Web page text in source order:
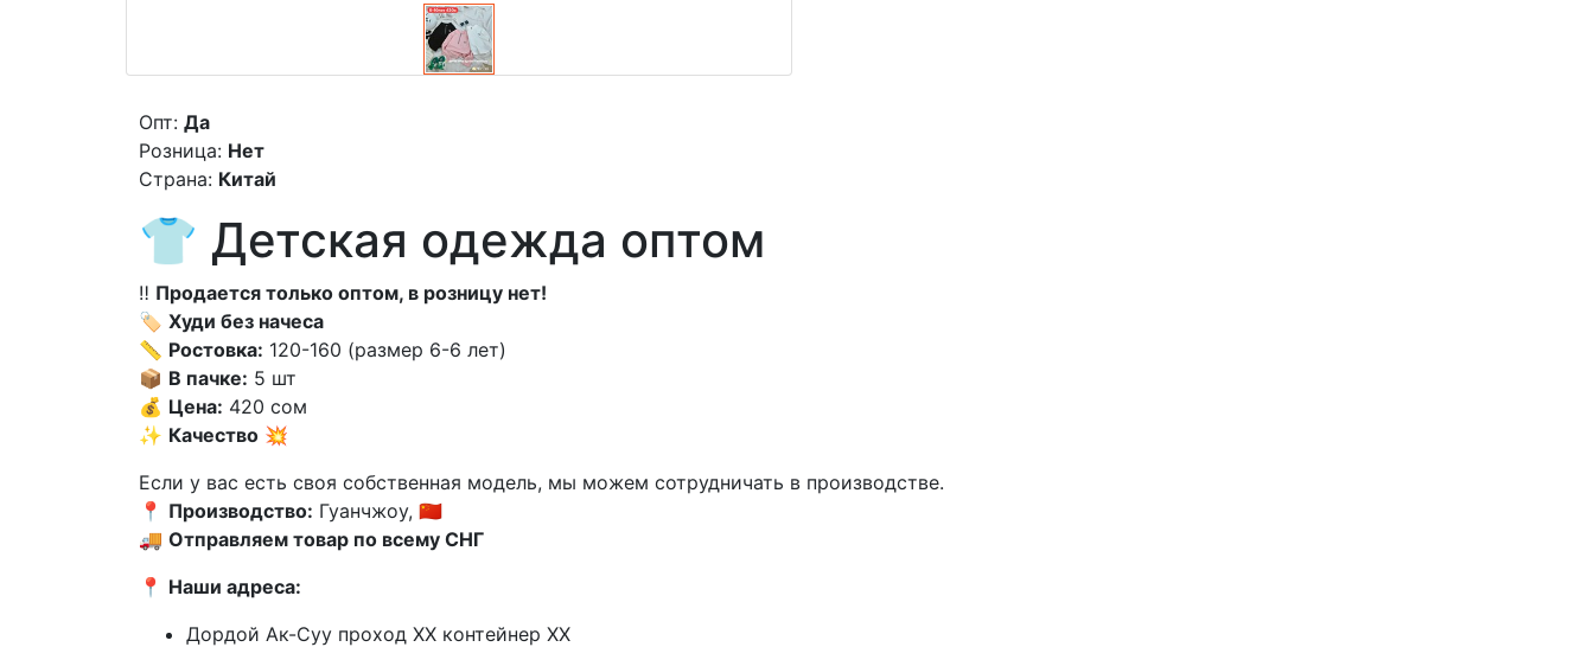
Опт: Да
Розница: Нет
Страна: Китай
👕 Детская одежда оптом
‼️ Продается только оптом, в розницу нет!
🏷️ Худи без начеса
📏 Ростовка: 120-160 (размер 6-6 лет)
📦 В пачке: 5 шт
💰 Цена: 420 сом
✨ Качество 💥
Если у вас есть своя собственная модель, мы можем сотрудничать в производстве.
📍 Производство: Гуанчжоу, 🇨🇳
🚚 Отправляем товар по всему СНГ
📍 Наши адреса:
Дордой Ак-Суу проход XX контейнер XX